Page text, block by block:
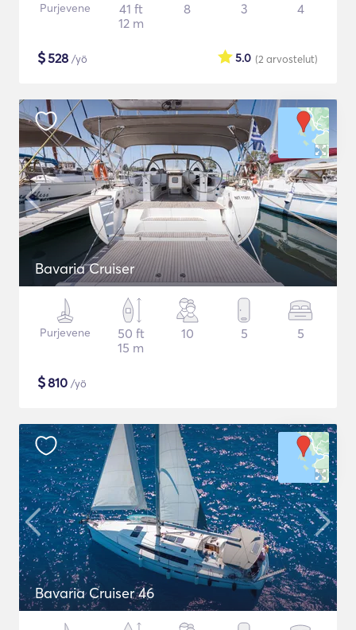
Purjevene
41 ft
12 m
8 3 4
$528 /yö (2 arvostelut)
5.0
Bavaria Cruiser
Purjevene
50 ft
15 m
10 5 5
$810 /yö
Bavaria Cruiser 46